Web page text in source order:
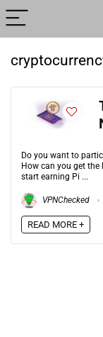
Do you want to
How can you get
start earning Pi ...
VPNChecked
READ MORE +